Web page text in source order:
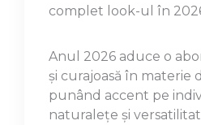
complet look-ul în
Anul 2026 aduce o
și curajoasă în materie
punând accent pe
naturalețe și